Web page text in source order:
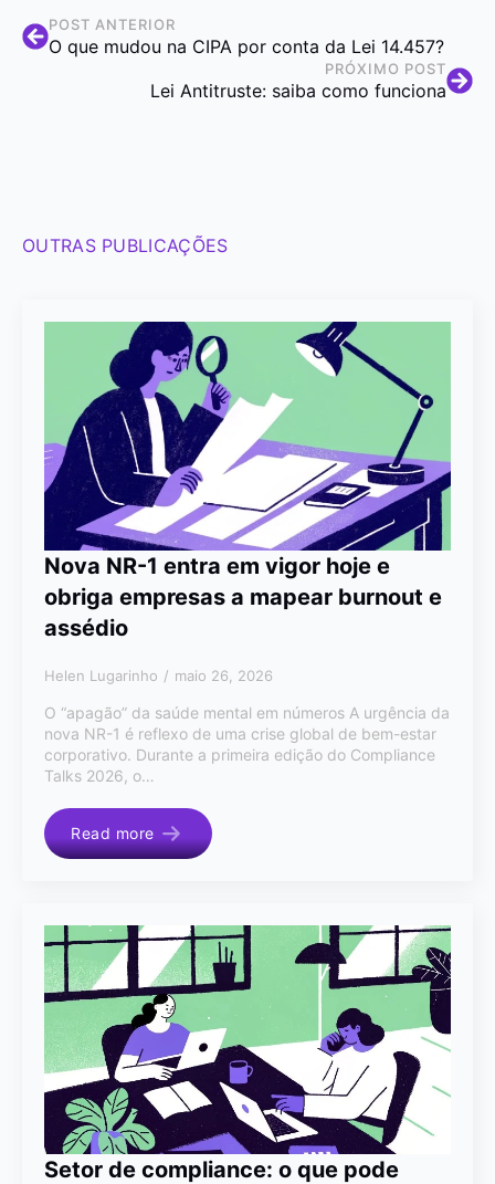
POST ANTERIOR
O que mudou na CIPA por conta da Lei 14.457?
PRÓXIMO POST
Lei Antitruste: saiba como funciona
OUTRAS PUBLICAÇÕES
Nova NR-1 entra em vigor hoje e
obriga empresas a mapear burnout e
assédio
Helen Lugarinho maio 26, 2026
O “apagão” da saúde mental em números A urgência da
nova NR-1 é reflexo de uma crise global de bem-estar
corporativo. Durante a primeira edição do Compliance
Talks 2026, o…
Read more
Setor de compliance: o que pode